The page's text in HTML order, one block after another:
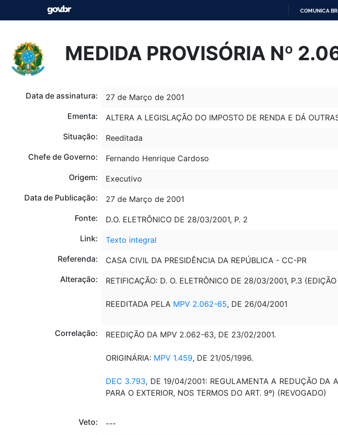
O
COMUNICA BR
MEDIDA PROVISÓRIA Nº
Data de assinatura:
27 de Março de 2001
Ementa:
ALTERA A LEGISLAÇÃO DO IMPOSTO DE RENDA E DÁ
Situação:
Reeditada
Chefe de Governo:
Fernando Henrique Cardoso
Origem:
Executivo
Data de Publicação:
27 de Março de 2001
Fonte:
D.O. ELETRÔNICO DE 28/03/2001, P. 2
Link:
Texto integral
Referenda:
CASA CIVIL DA PRESIDÊNCIA DA REPÚBLICA - CC-PR
Alteração:
RETIFICAÇÃO: D. O. ELETRÔNICO DE 28/03/2001, P.3 (EDIÇÃO
REEDITADA PELA MPV 2.062-65, DE 26/04/2001
Correlação: REEDIÇÃO DA MPV 2.062-63, DE 23/02/2001.
ORIGINÁRIA: MPV 1.459, DE 21/05/1996.
DEC 3.793, DE 19/04/2001: REGULAMENTA A REDUÇÃO DA
PARA O EXTERIOR, NOS TERMOS DO ART. 9º) (REVOGADO)
Veto: ---